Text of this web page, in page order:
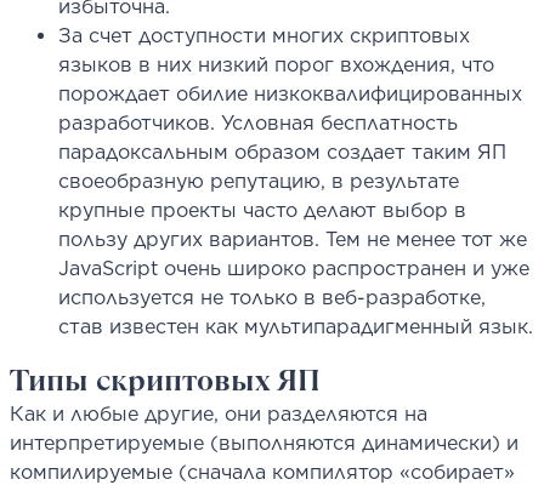
избыточна.
За счет доступности многих скриптовых
языков в них низкий порог вхождения, что
порождает обилие низкоквалифицированных
разработчиков. Условная бесплатность
парадоксальным образом создает таким ЯП
своеобразную репутацию, в результате
крупные проекты часто делают выбор в
пользу других вариантов. Тем не менее тот же
JavaScript очень широко распространен и уже
используется не только в веб-разработке,
став известен как мультипарадигменный язык.
Типы скриптовых ЯП
Как и любые другие, они разделяются на
интерпретируемые (выполняются динамически) и
компилируемые (сначала компилятор «собирает»